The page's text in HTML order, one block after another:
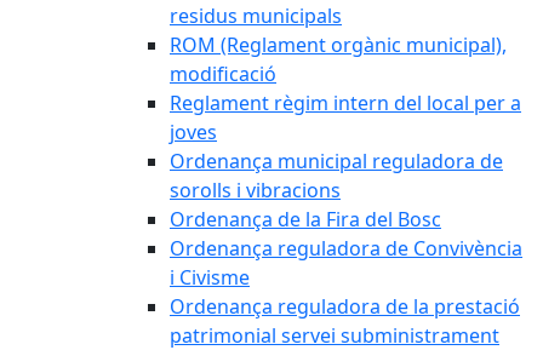
residus municipals
ROM (Reglament orgànic municipal),
modificació
Reglament règim intern del local per a
joves
Ordenança municipal reguladora de
sorolls i vibracions
Ordenança de la Fira del Bosc
Ordenança reguladora de Convivència
i Civisme
Ordenança reguladora de la prestació
patrimonial servei subministrament